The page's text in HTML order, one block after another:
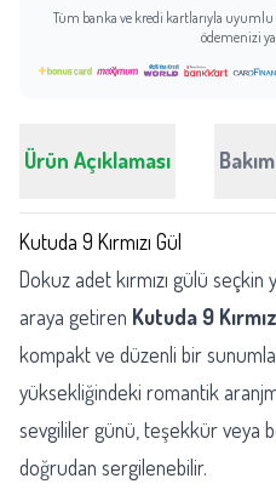
Tüm banka ve kredi kartlarıyla uyumlu
ödemenizi
Ürün Açıklaması Bakım
Kutuda 9 Kırmızı Gül
Dokuz adet kırmızı gülü
araya getiren Kutuda 9
kompakt ve düzenli bir
yüksekliğindeki romantik
sevgililer günü, teşekkür veya
doğrudan sergilenebilir.